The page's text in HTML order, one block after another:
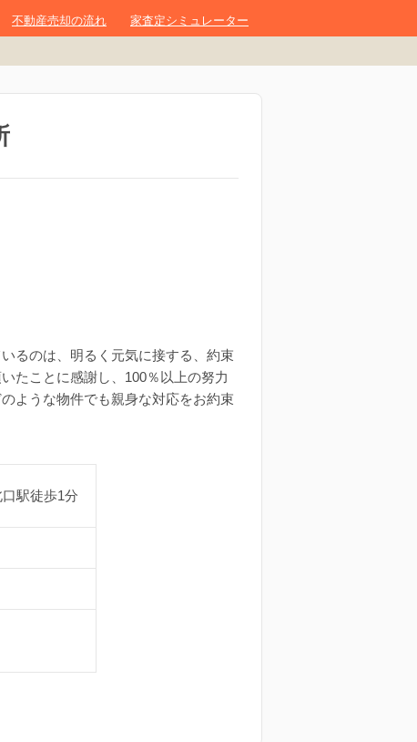
不動産売却の流れ 家査定シミュレーター
るのは、明るく元気に接する、約束
たことに感謝し、100％以上の努力
ような物件でも親身な対応をお約束
駅徒歩1分